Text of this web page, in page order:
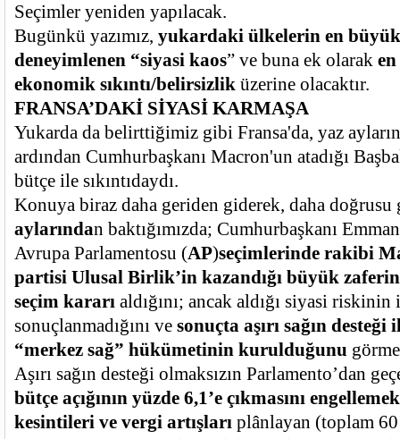
Seçimler yeniden yapılacak.
Bugünkü yazımız, yukardaki ülkelerin en
deneyimlenen “siyasi kaos” ve buna ek olarak
ekonomik sıkıntı/belirsizlik üzerine olacaktır.
FRANSA’DAKİ SİYASİ KARMAŞA
Yukarda da belirttiğimiz gibi Fransa'da, yaz
ardından Cumhurbaşkanı Macron'un atadığı
bütçe ile sıkıntıdaydı.
Konuya biraz daha geriden giderek, daha
aylarından baktığımızda; Cumhurbaşkanı
Avrupa Parlamentosu (AP)seçimlerinde rakibi
partisi Ulusal Birlik’in kazandığı büyük
seçim kararı aldığını; ancak aldığı siyasi
sonuçlanmadığını ve sonuçta aşırı sağın
“merkez sağ” hükümetinin kurulduğunu
Aşırı sağın desteği olmaksızın Parlamento’dan
bütçe açığının yüzde 6,1’e çıkmasını
kesintileri ve vergi artışları plânlayan (toplam